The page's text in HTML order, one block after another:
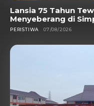
Lansia 75 Tahun
Menyeberang di
PERISTIWA 07/08/2026